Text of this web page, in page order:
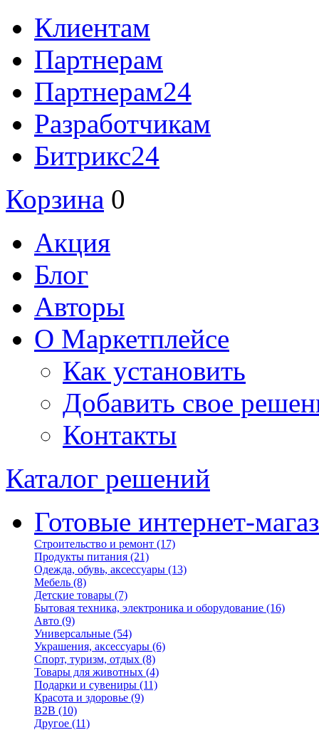
Клиентам
Партнерам
Партнерам24
Разработчикам
Битрикс24
Корзина 0
Акция
Блог
Авторы
О Маркетплейсе
Как установить
Добавить свое
Контакты
Каталог решений
Готовые интернет-
Строительство и ремонт (17)
Продукты питания (21)
Одежда, обувь, аксессуары (13)
Мебель (8)
Детские товары (7)
Бытовая техника, электроника и оборудование (16)
Авто (9)
Универсальные (54)
Украшения, аксессуары (6)
Спорт, туризм, отдых (8)
Товары для животных (4)
Подарки и сувениры (11)
Красота и здоровье (9)
B2B (10)
Другое (11)